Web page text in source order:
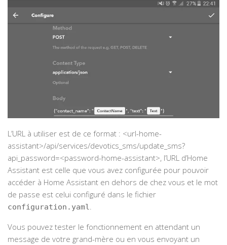
L’URL à utiliser est de ce format : <url-home-
assistant>/api/services/devotics_sms/update_sms?
api_password=<password-home-assistant>, l’URL d’Home
Assistant est celle que vous avez configurée pour pouvoir
accéder à Home Assistant en dehors de chez vous et le mot
de passe est celui configuré dans le fichier
configuration.yaml.
Vous pouvez tester le fonctionnement en attendant un
message de votre grand-mère ou en vous envoyant un